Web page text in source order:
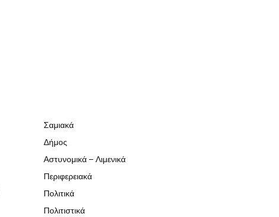
Σαμιακά
Δήμος
Αστυνομικά – Λιμενικά
Περιφερειακά
Πολιτικά
Πολιτιστικά